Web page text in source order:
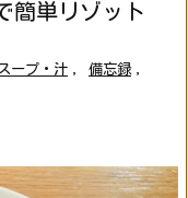
簡単リゾット
ープ・汁 , 備忘録 ,